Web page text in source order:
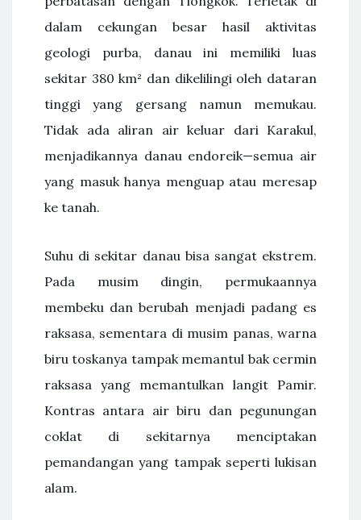
dalam cekungan besar hasil aktivitas
geologi purba, danau ini memiliki luas
sekitar 380 km² dan dikelilingi oleh dataran
tinggi yang gersang namun memukau.
Tidak ada aliran air keluar dari Karakul,
menjadikannya danau endoreik—semua air
yang masuk hanya menguap atau meresap
ke tanah.
Suhu di sekitar danau bisa sangat ekstrem.
Pada musim dingin, permukaannya
membeku dan berubah menjadi padang es
raksasa, sementara di musim panas, warna
biru toskanya tampak memantul bak cermin
raksasa yang memantulkan langit Pamir.
Kontras antara air biru dan pegunungan
coklat di sekitarnya menciptakan
pemandangan yang tampak seperti lukisan
alam.